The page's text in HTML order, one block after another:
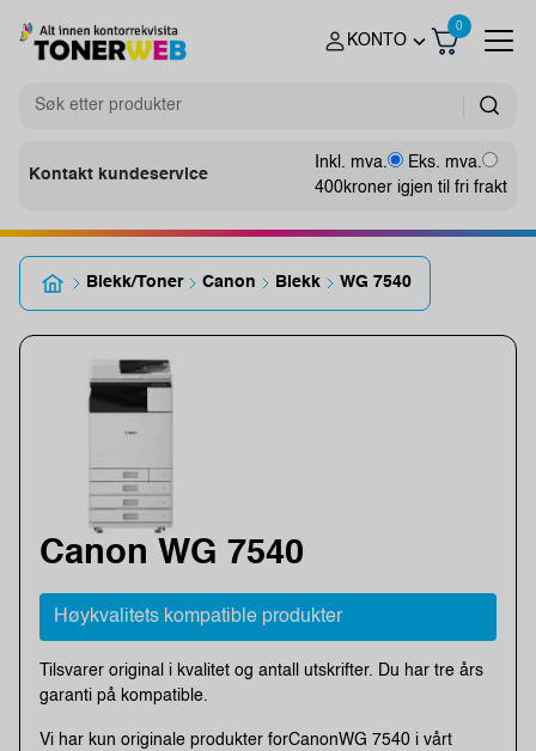
KONTO
0
Kontakt kundeservice
Inkl. mva.
Eks. mva.
400kroner igjen til fri frakt
Blekk/Toner Canon Blekk WG 7540
Canon WG 7540
Høykvalitets kompatible produkter
Tilsvarer original i kvalitet og antall utskrifter. Du har tre års
garanti på kompatible.
Vi har kun originale produkter forCanonWG 7540 i vårt